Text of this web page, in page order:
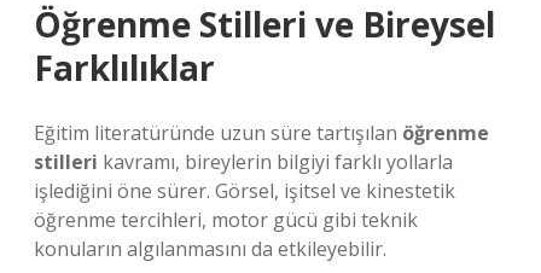
Öğrenme Stilleri ve Bireysel
Farklılıklar
Eğitim literatüründe uzun süre tartışılan öğrenme
stilleri kavramı, bireylerin bilgiyi farklı yollarla
işlediğini öne sürer. Görsel, işitsel ve kinestetik
öğrenme tercihleri, motor gücü gibi teknik
konuların algılanmasını da etkileyebilir.